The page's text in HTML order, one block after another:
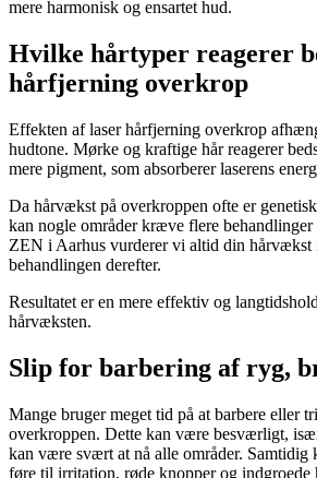
mere harmonisk og ensartet hud.
Hvilke hårtyper reagerer
hårfjerning overkrop
Effekten af laser hårfjerning overkrop
hudtone. Mørke og kraftige hår reagerer
mere pigment, som absorberer laserens
Da hårvækst på overkroppen ofte er
kan nogle områder kræve flere
ZEN i Aarhus vurderer vi altid din hårvækst
behandlingen derefter.
Resultatet er en mere effektiv og
hårvæksten.
Slip for barbering af ryg,
Mange bruger meget tid på at barbere eller
overkroppen. Dette kan være besværligt,
kan være svært at nå alle områder. Samtidig
føre til irritation, røde knopper og indgroede